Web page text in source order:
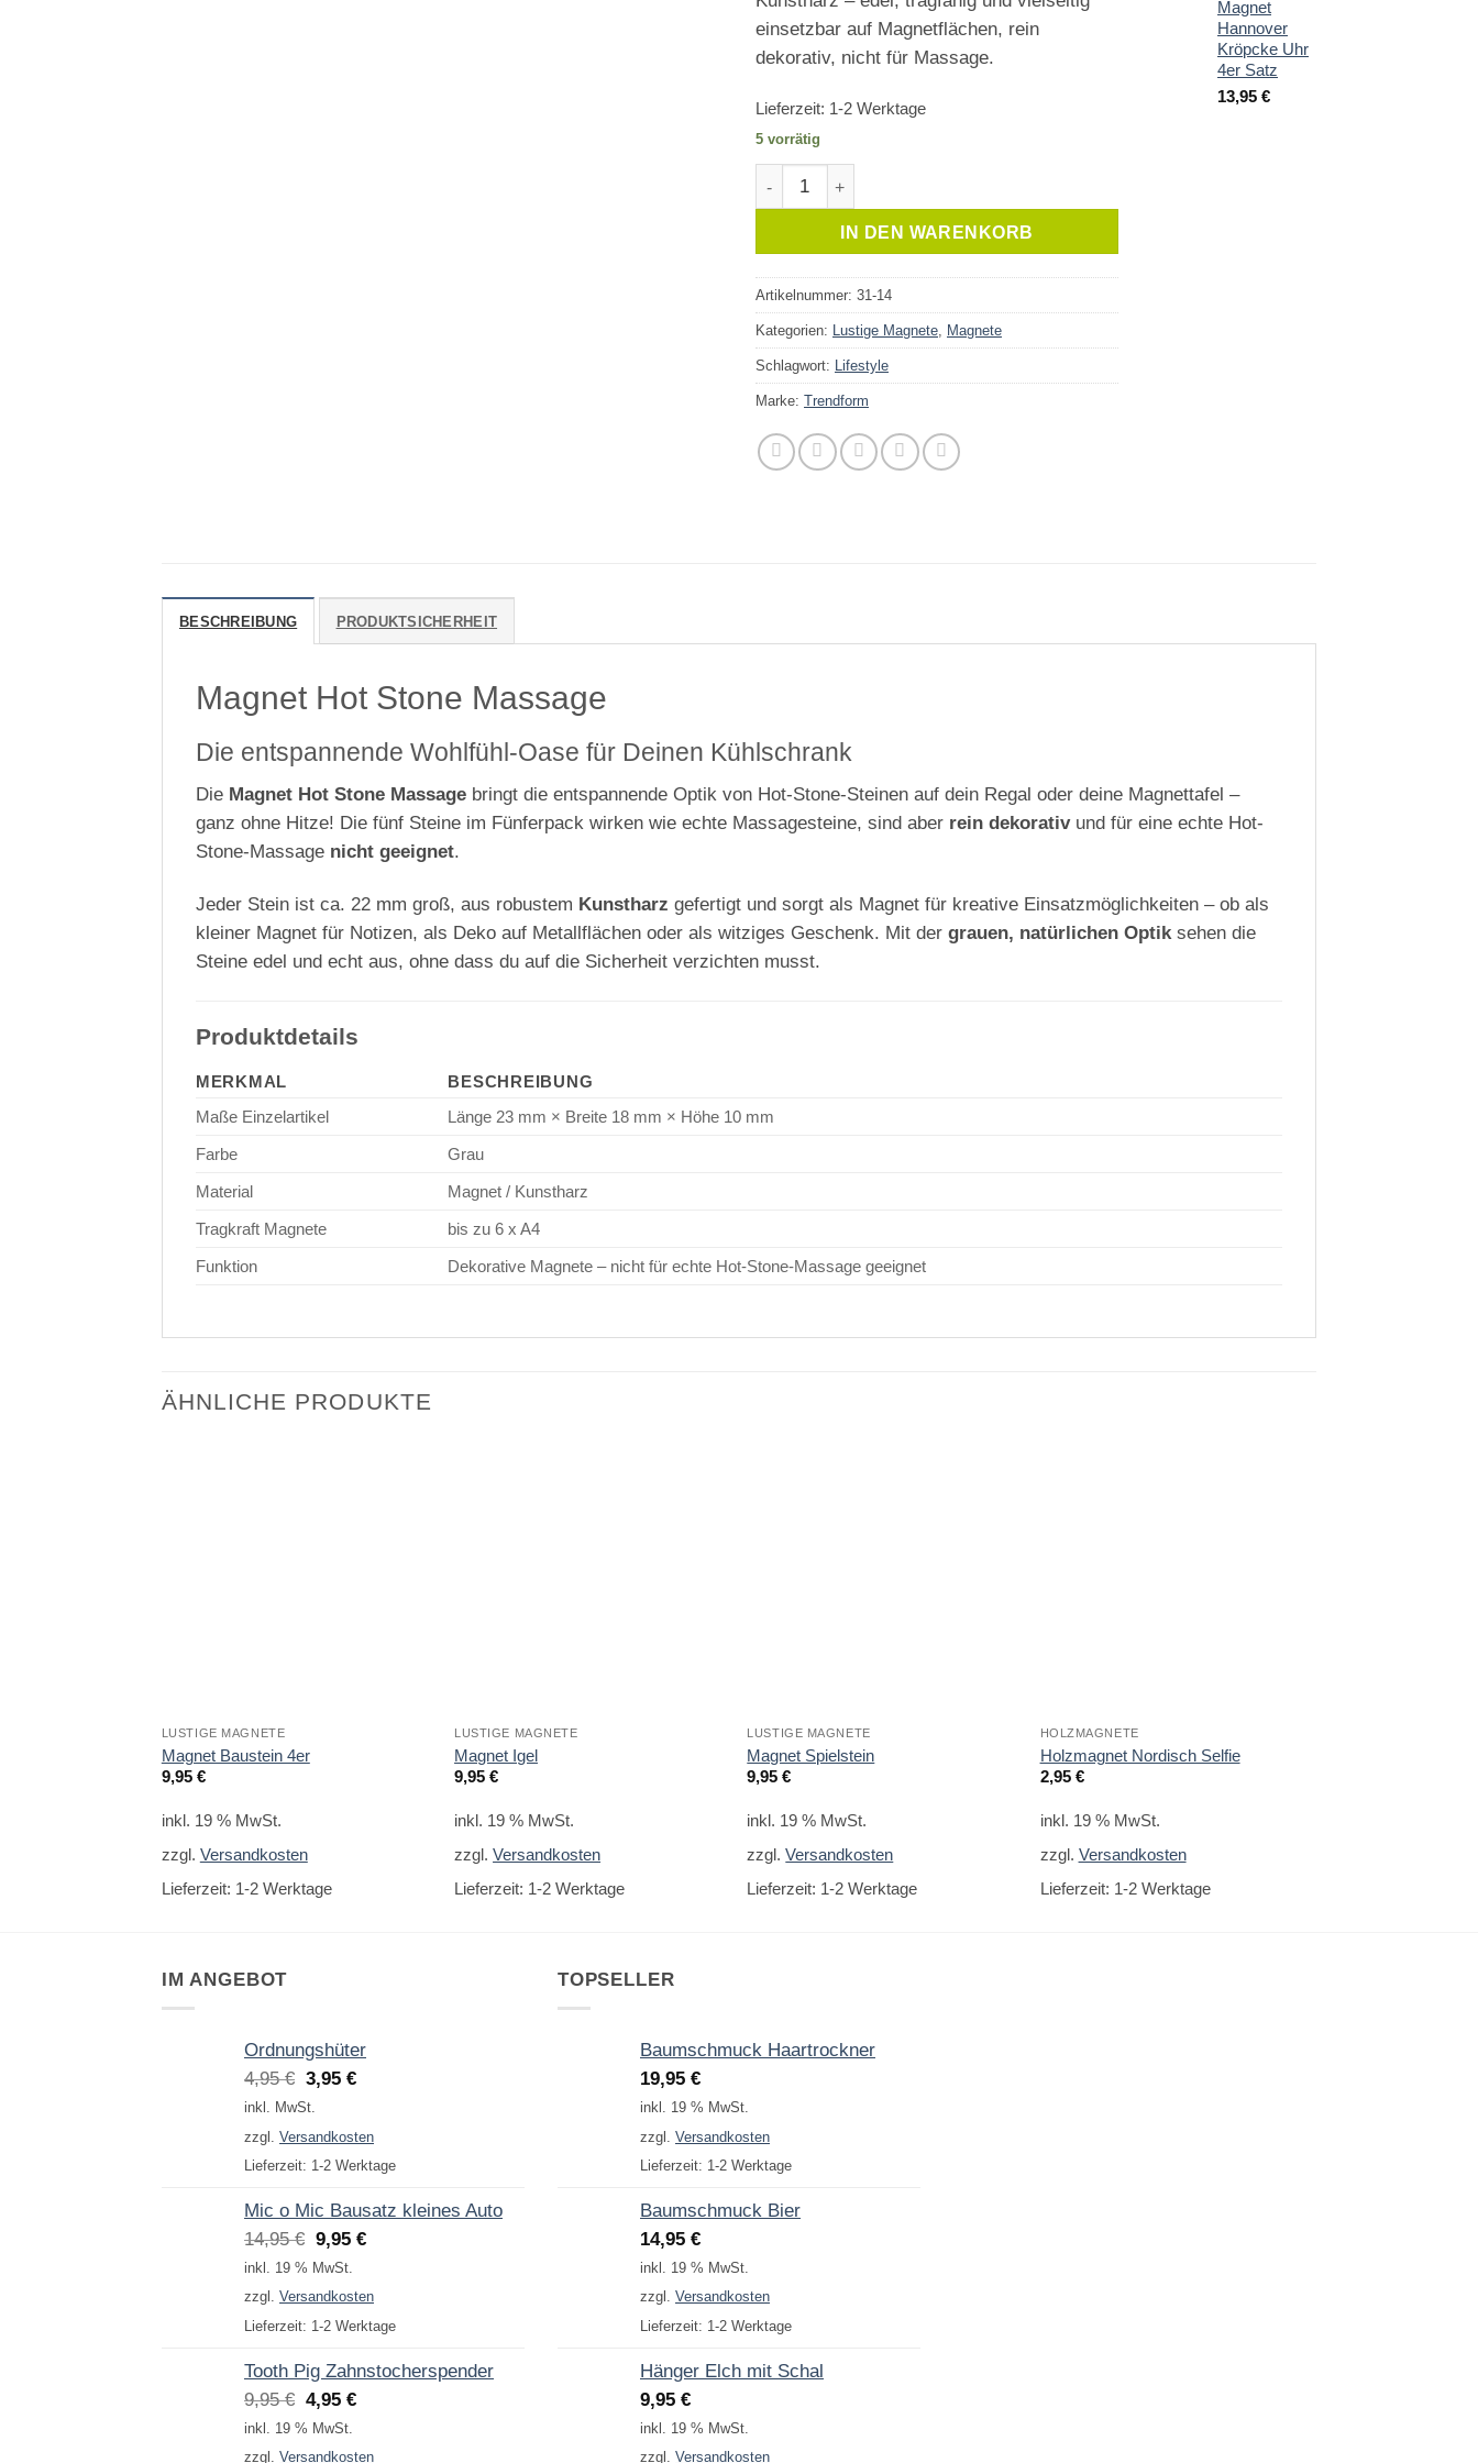
einsetzbar auf Magnetflächen, rein
dekorativ, nicht für Massage.
Lieferzeit: 1-2 Werktage
5 vorrätig
Magnet Hot Stone Massage Menge
IN DEN WARENKORB
Artikelnummer: 31-14
Kategorien: Lustige Magnete, Magnete
Schlagwort: Lifestyle
Marke: Trendform
Magnet
Hannover
Kröpcke Uhr
4er Satz
13,95 €
BESCHREIBUNG PRODUKTSICHERHEIT
Magnet Hot Stone Massage
Die entspannende Wohlfühl-Oase für Deinen Kühlschrank
Die Magnet Hot Stone Massage bringt die entspannende Optik von Hot-Stone-Steinen auf dein Regal oder deine Magnettafel –
ganz ohne Hitze! Die fünf Steine im Fünferpack wirken wie echte Massagesteine, sind aber rein dekorativund für eine echte Hot-
Stone-Massage nicht geeignet.
Jeder Stein ist ca. 22 mm groß, aus robustem Kunstharz gefertigt und sorgt als Magnet für kreative Einsatzmöglichkeiten – ob als
kleiner Magnet für Notizen, als Deko auf Metallflächen oder als witziges Geschenk. Mit der grauen, natürlichen Optiksehen die
Steine edel und echt aus, ohne dass du auf die Sicherheit verzichten musst.
Produktdetails
MERKMAL
BESCHREIBUNG
Maße Einzelartikel
Länge 23 mm × Breite 18 mm × Höhe 10 mm
Farbe
Grau
Material
Magnet / Kunstharz
Tragkraft Magnete
bis zu 6 x A4
Funktion
Dekorative Magnete – nicht für echte Hot-Stone-Massage geeignet
ÄHNLICHE PRODUKTE
LUSTIGE MAGNETE
Magnet Baustein 4er
9,95 €
inkl. 19 % MwSt.
zzgl. Versandkosten
Lieferzeit: 1-2 Werktage
LUSTIGE MAGNETE
Magnet Igel
9,95€
inkl. 19 % MwSt.
zzgl.Versandkosten
Lieferzeit: 1-2 Werktage
LUSTIGE MAGNETE
Magnet Spielstein
9,95€
inkl. 19 % MwSt.
zzgl.Versandkosten
Lieferzeit: 1-2 Werktage
HOLZMAGNETE
Holzmagnet Nordisch Selfie
2,95 €
inkl. 19 % MwSt.
zzgl. Versandkosten
Lieferzeit: 1-2 Werktage
IM ANGEBOT
Ordnungshüter
4,95€ Ursprünglicher
Preis
war:
4,95 €
3,95 €Aktueller
3,95 €.
inkl. MwSt.
zzgl. Versandkosten
Lieferzeit: 1-2 Werktage
Mic o Mic Bausatz kleines Auto
14,95€ Ursprünglicher
Preis
war:
14,95 €
9,95 €Aktueller
9,95 €.
inkl. 19 % MwSt.
zzgl. Versandkosten
Lieferzeit: 1-2 Werktage
Tooth Pig Zahnstocherspender
9,95€ Ursprünglicher
Preis
war:
4,95 €Aktueller
inkl. 19 % MwSt.
zzgl. Versandkosten
TOPSELLER
Baumschmuck Haartrockner
19,95 €
inkl. 19 % MwSt.
zzgl. Versandkosten
Lieferzeit: 1-2 Werktage
Baumschmuck Bier
14,95 €
inkl. 19 % MwSt.
zzgl. Versandkosten
Lieferzeit: 1-2 Werktage
Hänger Elch mit Schal
9,95 €
inkl. 19 % MwSt.
zzgl. Versandkosten